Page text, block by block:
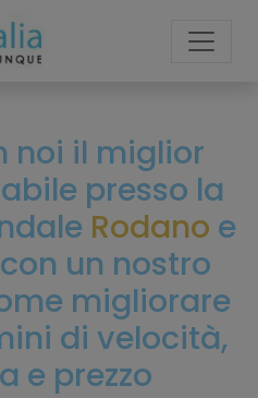
noi il miglior
presso la
Rodano e
un nostro
migliorare
di velocità,
e prezzo